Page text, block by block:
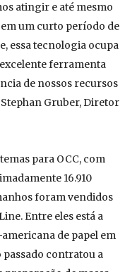
atingir e até mesmo
um curto período de
essa tecnologia ocupa
ferramenta
de nossos recursos
Stephan Gruber, Diretor
para OCC, com
16.910
foram vendidos
Entre eles está a
de papel em
contratou a